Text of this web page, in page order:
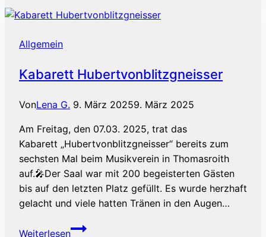
Allgemein
Kabarett Hubertvonblitzgneisser
VonLena G. 9. März 20259. März 2025
Am Freitag, den 07.03. 2025, trat das
Kabarett „Hubertvonblitzgneisser“ bereits zum
sechsten Mal beim Musikverein in Thomasroith
auf.🎤Der Saal war mit 200 begeisterten Gästen
bis auf den letzten Platz gefüllt. Es wurde herzhaft
gelacht und viele hatten Tränen in den Augen…
Weiterlesen
Kabarett